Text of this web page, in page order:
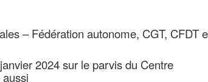
– Fédération autonome, CGT, CFDT
2024 sur le parvis du Centre